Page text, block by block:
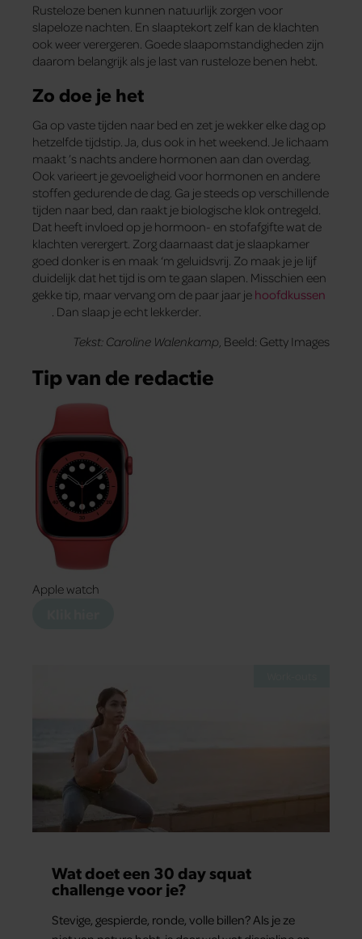
Rusteloze benen kunnen natuurlijk zorgen voor
slapeloze nachten. En slaaptekort zelf kan de klachten
ook weer verergeren. Goede slaapomstandigheden zijn
daarom belangrijk als je last van rusteloze benen hebt.
Zo doe je het
Ga op vaste tijden naar bed en zet je wekker elke dag op
hetzelfde tijdstip. Ja, dus ook in het weekend. Je lichaam
maakt ’s nachts andere hormonen aan dan overdag.
Ook varieert je gevoeligheid voor hormonen en andere
stoffen gedurende de dag. Ga je steeds op verschillende
tijden naar bed, dan raakt je biologische klok ontregeld.
Dat heeft invloed op je hormoon- en stofafgifte wat de
klachten verergert. Zorg daarnaast dat je slaapkamer
goed donker is en maak ‘m geluidsvrij. Zo maak je je lijf
duidelijk dat het tijd is om te gaan slapen. Misschien een
gekke tip, maar vervang om de paar jaar je hoofdkussen
. Dan slaap je echt lekkerder.
Tekst: Caroline Walenkamp, Beeld: Getty Images
Tip van de redactie
Apple watch
Wat doet een 30 day squat
challenge voor je?
Stevige, gespierde, ronde, volle billen? Als je ze